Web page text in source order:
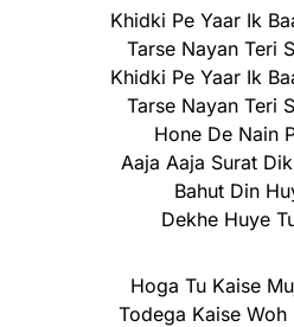
Khidki Pe Yaar Ik
Tarse Nayan Teri
Khidki Pe Yaar Ik
Tarse Nayan Teri
Hone De Nain
Aaja Aaja Surat
Bahut Din
Dekhe Huye
Hoga Tu Kaise
Todega Kaise Woh